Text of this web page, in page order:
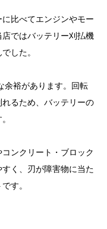
比べてエンジンやモー
ではバッテリー刈払機
した。
余裕があります。回転
るため、バッテリーの
ンクリート・ブロック
く、刃が障害物に当た
す。